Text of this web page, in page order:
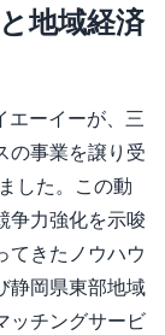
地域経済
エーイーが、三
の事業を譲り受
した。この動
争力強化を示唆
てきたノウハウ
静岡県東部地域
ッチングサービ